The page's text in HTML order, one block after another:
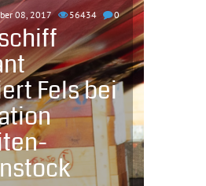
08, 2017 56434 0
Fels bei